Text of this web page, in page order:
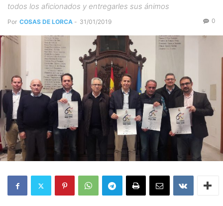
todos los aficionados y entregarles sus ánimos
Por COSAS DE LORCA - 31/01/2019 0